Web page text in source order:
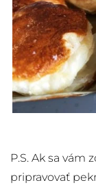
P.S. Ak sa vám
pripravovať